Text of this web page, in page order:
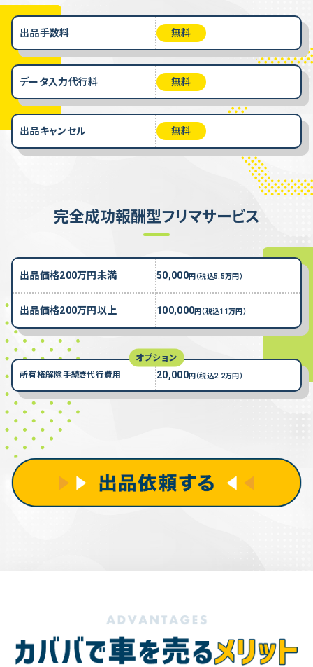
出品手数料 無料
データ入力代行料 無料
出品キャンセル 無料
完全成功報酬型フリマサービス
出品価格200万円未満 50,000円（税込5.5万円）
出品価格200万円以上 100,000円（税込11万円）
オプション
所有権解除手続き代行費用 20,000円（税込2.2万円）